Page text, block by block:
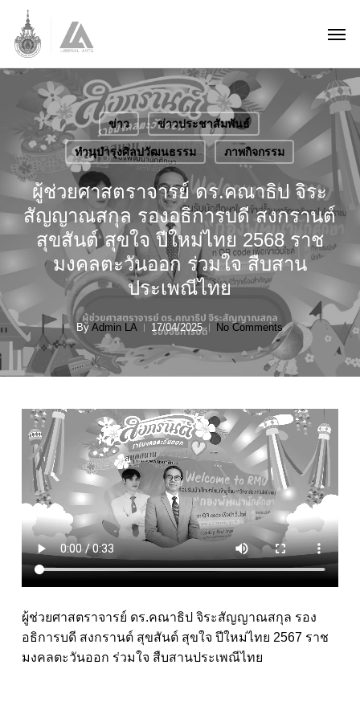
main
content
ข่าว ข่าวประชาสัมพันธ์
ทำนุบำรุงศิลปวัฒนธรรม ภาพกิจกรรม
ผู้ช่วยศาสตราจารย์ ดร.คณาธิป จิระ
สัญญาณสกุล รองอธิการบดี สงกรานต์
สุขสันต์ สุขใจ ปีใหม่ไทย 2568 ราช
มงคลตะวันออก ร่วมใจ สืบสาน
ประเพณีไทย
By Admin LA 17/04/2025 No Comments
ผู้ช่วยศาสตราจารย์ ดร.คณาธิป จิระสัญญาณสกุล รอง
อธิการบดี สงกรานต์ สุขสันต์ สุขใจ ปีใหม่ไทย 2567 ราช
มงคลตะวันออก ร่วมใจ สืบสานประเพณีไทย